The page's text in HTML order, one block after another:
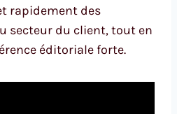
rapidement des
secteur du client, tout en
éditoriale forte.